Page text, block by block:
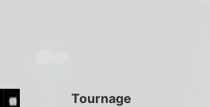
Tournage